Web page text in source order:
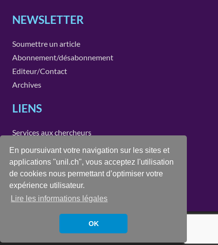
En poursuivant votre navigation sur les sites et
applications "unil.ch", vous acceptez l'utilisation
de cookies nous permettant d’optimiser votre
expérience utilisateur.
Lire les informations légales
OK
NEWSLETTER
Soumettre un article
Abonnement/désabonnement
Editeur/Contact
Archives
LIENS
Services aux chercheurs
Instituts et unités de recherche de la Faculté des SSP
CONTACT
recherche.ssp@unil.ch
eSSPace recherche